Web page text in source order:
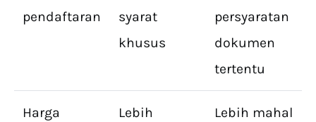
pendaftaran
syarat
khusus
persyaratan
dokumen
tertentu
Harga
Lebih
Lebih mahal